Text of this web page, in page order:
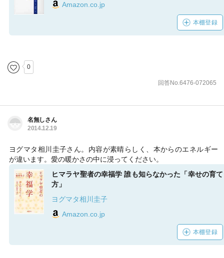
Amazon.co.jp
本棚登録
0
回答No.6476-072065
名無しさん
2014.12.19
ヨグマタ相川圭子さん。内容が素晴らしく、本からのエネルギー
が違います。愛の暖かさの中に浸ってください。
ヒマラヤ聖者の幸福学 誰も知らなかった「幸せの育て
方」
ヨグマタ相川圭子
Amazon.co.jp
本棚登録